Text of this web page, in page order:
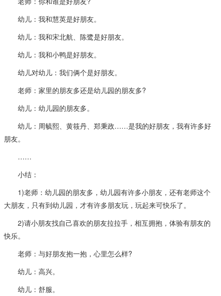
幼儿：我和慧英是好朋友。
幼儿：我和宋北航、陈鹭是好朋友。
幼儿：我和小鸭是好朋友。
幼儿对幼儿：我们俩个是好朋友。
老师：家里的朋友多还是幼儿园的朋友多?
幼儿：幼儿园的朋友多。
幼儿：周毓熙、黄筱丹、郑秉政……是我的好朋友，我有许多好
朋友。
……
小结：
1)老师：幼儿园的朋友多，幼儿园有许多小朋友，还有老师这个
大朋友，只有到幼儿园，才有许多朋友玩，玩起来可快乐了。
2)请小朋友找自己喜欢的朋友拉拉手，相互拥抱，体验有朋友的
快乐。
老师：与好朋友抱一抱，心里怎么样?
幼儿：高兴。
幼儿：舒服。